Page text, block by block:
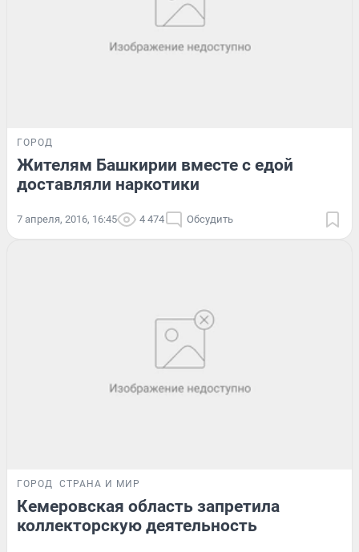
ГОРОД
Жителям Башкирии вместе с едой
доставляли наркотики
7 апреля, 2016, 16:45 4 474 Обсудить
ГОРОД СТРАНА И МИР
Кемеровская область запретила
коллекторскую деятельность